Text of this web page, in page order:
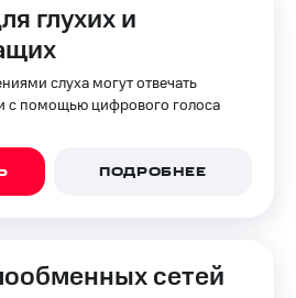
глухих и
слуха могут отвечать
с помощью цифрового голоса
ПОДРОБНЕЕ
сетей